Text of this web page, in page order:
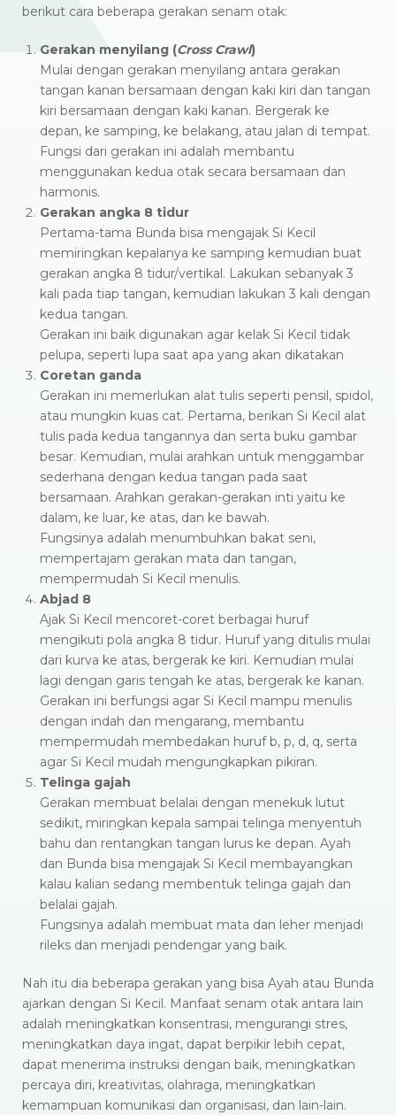
berikut cara beberapa gerakan senam otak:
Gerakan menyilang (Cross Crawl)
Mulai dengan gerakan menyilang antara gerakan
tangan kanan bersamaan dengan kaki kiri dan tangan
kiri bersamaan dengan kaki kanan. Bergerak ke
depan, ke samping, ke belakang, atau jalan di tempat.
Fungsi dari gerakan ini adalah membantu
menggunakan kedua otak secara bersamaan dan
harmonis.
Gerakan angka 8 tidur
Pertama-tama Bunda bisa mengajak Si Kecil
memiringkan kepalanya ke samping kemudian buat
gerakan angka 8 tidur/vertikal. Lakukan sebanyak 3
kali pada tiap tangan, kemudian lakukan 3 kali dengan
kedua tangan.
Gerakan ini baik digunakan agar kelak Si Kecil tidak
pelupa, seperti lupa saat apa yang akan dikatakan
Coretan ganda
Gerakan ini memerlukan alat tulis seperti pensil, spidol,
atau mungkin kuas cat. Pertama, berikan Si Kecil alat
tulis pada kedua tangannya dan serta buku gambar
besar. Kemudian, mulai arahkan untuk menggambar
sederhana dengan kedua tangan pada saat
bersamaan. Arahkan gerakan-gerakan inti yaitu ke
dalam, ke luar, ke atas, dan ke bawah.
Fungsinya adalah menumbuhkan bakat seni,
mempertajam gerakan mata dan tangan,
mempermudah Si Kecil menulis.
Abjad 8
Ajak Si Kecil mencoret-coret berbagai huruf
mengikuti pola angka 8 tidur. Huruf yang ditulis mulai
dari kurva ke atas, bergerak ke kiri. Kemudian mulai
lagi dengan garis tengah ke atas, bergerak ke kanan.
Gerakan ini berfungsi agar Si Kecil mampu menulis
dengan indah dan mengarang, membantu
mempermudah membedakan huruf b, p, d, q, serta
agar Si Kecil mudah mengungkapkan pikiran.
Telinga gajah
Gerakan membuat belalai dengan menekuk lutut
sedikit, miringkan kepala sampai telinga menyentuh
bahu dan rentangkan tangan lurus ke depan. Ayah
dan Bunda bisa mengajak Si Kecil membayangkan
kalau kalian sedang membentuk telinga gajah dan
belalai gajah.
Fungsinya adalah membuat mata dan leher menjadi
rileks dan menjadi pendengar yang baik.
Nah itu dia beberapa gerakan yang bisa Ayah atau Bunda
ajarkan dengan Si Kecil. Manfaat senam otak antara lain
adalah meningkatkan konsentrasi, mengurangi stres,
meningkatkan daya ingat, dapat berpikir lebih cepat,
dapat menerima instruksi dengan baik, meningkatkan
percaya diri, kreativitas, olahraga, meningkatkan
kemampuan komunikasi dan organisasi, dan lain-lain.